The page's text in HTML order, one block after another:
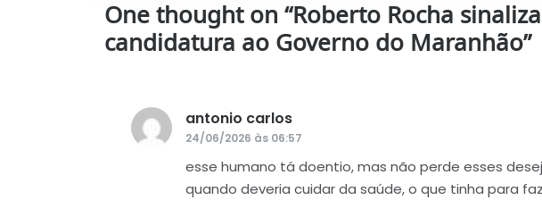
One thought on “Roberto Rocha
candidatura ao Governo do Maranhão”
antonio carlos
24/06/2026 às 06:57
esse humano tá doentio, mas não perde esses
quando deveria cuidar da saúde, o que tinha para